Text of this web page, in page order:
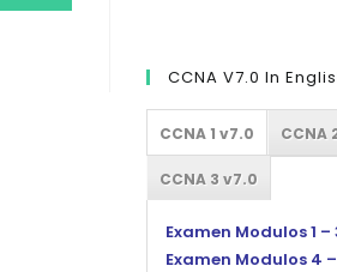
CCNA V7.0 In
CCNA 1 v7.0 CCNA
CCNA 3 v7.0
Examen Modulos 1
Examen Modulos 4